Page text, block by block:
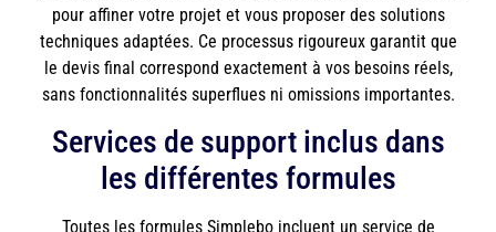
pour affiner votre projet et vous proposer des solutions
techniques adaptées. Ce processus rigoureux garantit que
le devis final correspond exactement à vos besoins réels,
sans fonctionnalités superflues ni omissions importantes.
Services de support inclus dans
les différentes formules
Toutes les formules Simplebo incluent un service de